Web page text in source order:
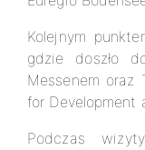
Kolejnym
gdzie doszło
Messenem oraz
for Development
Podczas